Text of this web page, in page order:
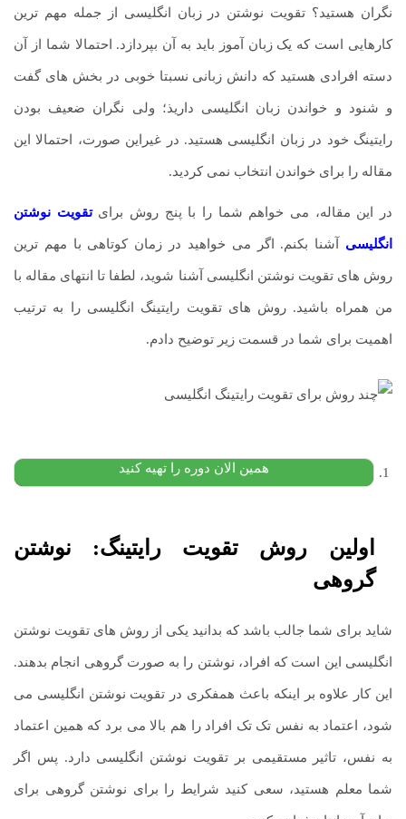
نگران هستید؟ تقویت نوشتن در زبان انگلیسی از جمله مهم ترین
کارهایی است که یک زبان آموز باید به آن بپردازد. احتمالا شما از آن
دسته افرادی هستید که دانش زبانی نسبتا خوبی در بخش های گفت
و شنود و خواندن زبان انگلیسی داریذ؛ ولی نگران ضعیف بودن
رایتینگ خود در زبان انگلیسی هستید. در غیراین صورت، احتمالا این
مقاله را برای خواندن انتخاب نمی کردید.
در این مقاله، می خواهم شما را با پنج روش برایتقویت نوشتن
انگلیسی آشنا بکنم. اگر می خواهید در زمان کوتاهی با مهم ترین
روش های تقویت نوشتن انگلیسی آشنا شوید، لطفا تا انتهای مقاله با
من همراه باشید. روش های تقویت رایتینگ انگلیسی را به ترتیب
اهمیت برای شما در قسمت زیر توضیح دادم.
پکیج آموزش زبان انگلیسی: از مبتدی تا پیشرفته
همین الان دوره را تهیه کنید
اولین روش تقویت رایتینگ: نوشتن
گروهی
شاید برای شما جالب باشد که بدانید یکی از روش های تقویت نوشتن
انگلیسی این است که افراد، نوشتن را به صورت گروهی انجام بدهند.
این کار علاوه بر اینکه باعث همفکری در تقویت نوشتن انگلیسی می
شود، اعتماد به نفس تک تک افراد را هم بالا می برد که همین اعتماد
به نفس، تاثیر مستقیمی بر تقویت نوشتن انگلیسی دارد. پس اگر
شما معلم هستید، سعی کنید شرایط را برای نوشتن گروهی برای